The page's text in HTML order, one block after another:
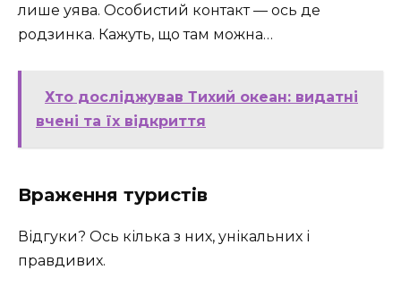
лише уява. Особистий контакт — ось де
родзинка. Кажуть, що там можна…
Хто досліджував Тихий океан: видатні
вчені та їх відкриття
Враження туристів
Відгуки? Ось кілька з них, унікальних і
правдивих.